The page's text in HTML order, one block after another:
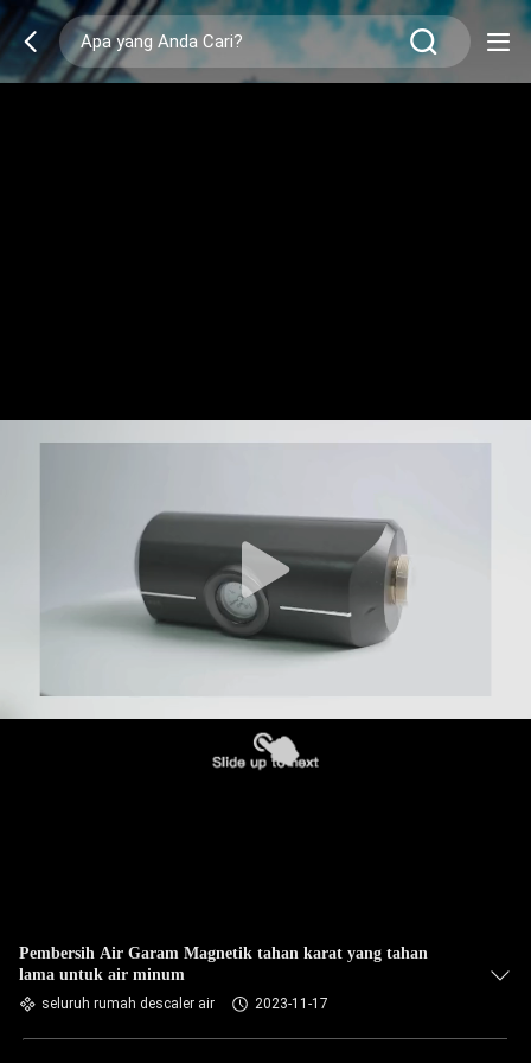
Pembersih Air Garam Magnetik tahan karat yang tahan
lama untuk air minum
seluruh rumah descaler air 2023-11-17